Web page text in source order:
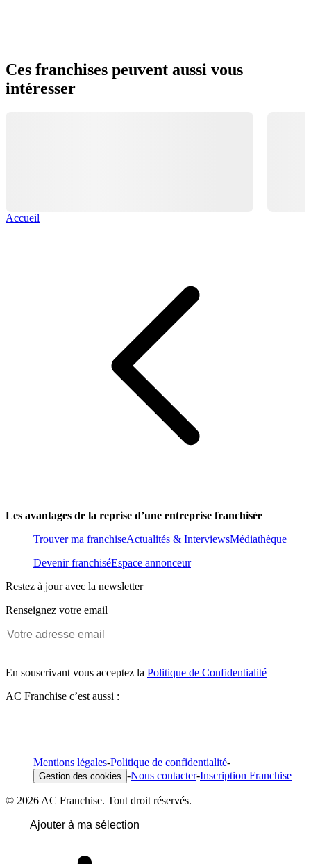
Ces franchises peuvent aussi vous
intéresser
Accueil
Les avantages de la reprise d’une entreprise franchisée
Trouver ma franchiseActualités & InterviewsMédiathèque
Devenir franchiséEspace annonceur
Restez à jour avec la newsletter
Renseignez votre email
En souscrivant vous acceptez la Politique de Confidentialité
AC Franchise c’est aussi :
Mentions légales-Politique de confidentialité-
Gestion des cookies -Nous contacter-Inscription Franchise
© 2026 AC Franchise. Tout droit réservés.
Ajouter à ma sélection